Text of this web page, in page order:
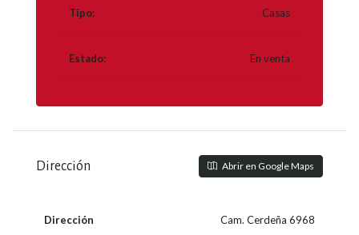
Tipo: Casas
Estado: En venta
Dirección Abrir en Google Maps
Dirección Cam. Cerdeña 6968